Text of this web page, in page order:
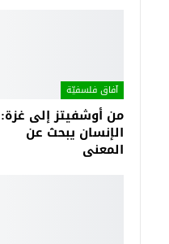
آفاق فلسفيّة‎
من أوشفيتز إلى غزة:
الإنسان يبحث عن
المعنى